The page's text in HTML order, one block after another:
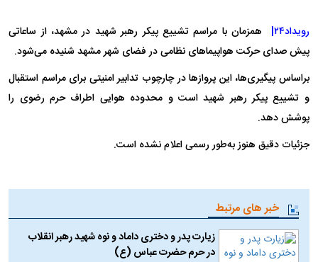
رویداد۲۴|
همزمان با مراسم تشییع پیکر رهبر شهید در مشهد، از ساعاتی
پیش صدای حرکت هواپیماهای نظامی در فضای شهر مشهد شنیده می‌شود.
براساس پیگیری‌ها، این پروازها در چارچوب تدابیر امنیتی برای مراسم استقبال
و تشییع پیکر رهبر شهید است و محدوده هوایی اطراف حرم رضوی را
پوشش دهد.
جزئیات دقیق هنوز به‌طور رسمی اعلام نشده است.
خبر های مرتبط
زیارت پدر و دختری داماد و نوه شهید رهبر انقلاب
در حرم حضرت عباس (ع)